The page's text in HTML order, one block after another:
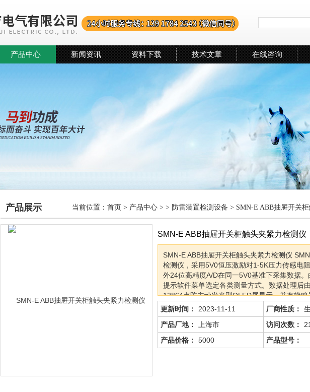
产品中心 新闻资讯 资料下载 技术文章 在线咨询
产品展示 当前位置： 首页 > 产品中心 > > 防雷装置检测设备 > SMN-E ABB抽屉开关
SMN-E ABB抽屉开关柜触头夹紧力检测仪
SMN-E ABB抽屉开关柜触头夹紧力检测仪
检测仪，采用5V0恒压激励对1-5K压力传感电
外24位高精度A/D在同一5V0基准下采集数据
提示软件菜单选定各类测量方式。数据处理后
12864点阵主动发光型OLED屏显示。并有蜂
OK和OUT灯提示输出结果合格与否。是检测电
力是否合格的测量仪器
更新时间： 2023-11-11 厂商性质：
产品厂地：
上海市 访问次数：
产品价格：
5000 产品型号：